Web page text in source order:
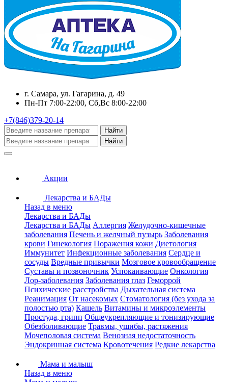
г. Самара, ул. Гагарина, д. 49
Пн-Пт 7:00-22:00, Сб,Вс 8:00-22:00
+7(846)379-20-14
Найти
Найти
Акции
Лекарства и БАДы
Назад в меню
Лекарства и БАДы
Лекарства и БАДы Аллергия Желудочно-кишечные
заболевания Печень и желчный пузырь Заболевания
крови Гинекология Поражения кожи Диетология
Иммунитет Инфекционные заболевания Сердце и
сосуды Вредные привычки Мозговое кровообращение
Суставы и позвоночник Успокаивающие Онкология
Лор-заболевания Заболевания глаз Геморрой
Психические расстройства Дыхательная система
Реанимация От насекомых Стоматология (без ухода за
полостью рта) Кашель Витамины и микроэлементы
Простуда, грипп Общеукрепляющие и тонизирующие
Обезболивающие Травмы, ушибы, растяжения
Мочеполовая система Венозная недостаточность
Эндокринная система Кровотечения Редкие лекарства
Мама и малыш
Назад в меню